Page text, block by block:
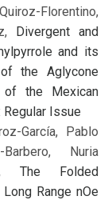
Florentino,
Divergent and
and its
the Aglycone
of the Mexican
Regular Issue
García, Pablo
Nuria
The Folded
Range nOe